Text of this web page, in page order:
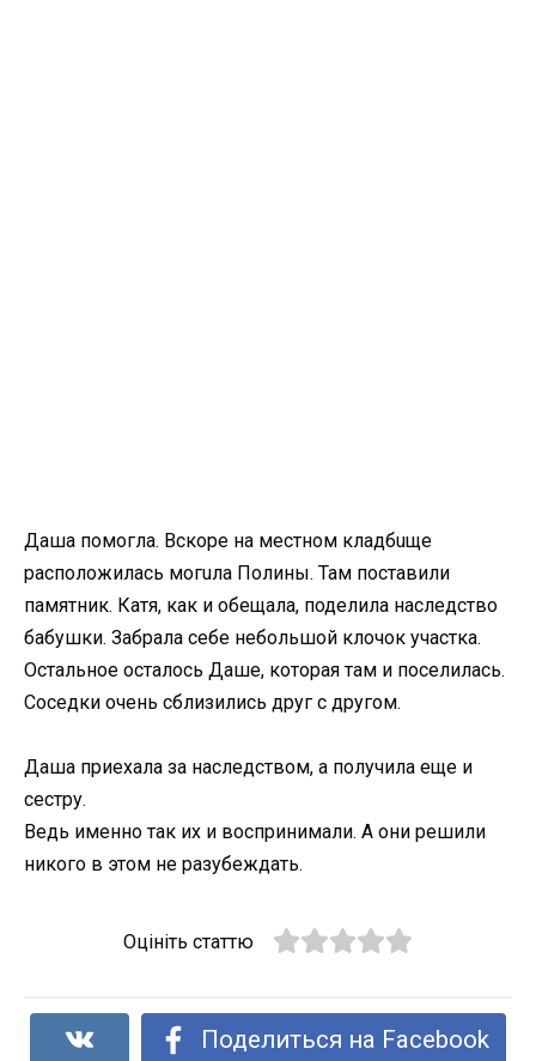
Даша помогла. Вскоре на местном кладбuще
расположилась могuла Полины. Там поставили
памятник. Катя, как и обещала, поделила наследство
бабушки. Забрала себе небольшой клочок участка.
Остальное осталось Даше, которая там и поселилась.
Соседки очень сблизились друг с другом.
Даша приехала за наследством, а получила еще и
сестру.
Ведь именно так их и воспринимали. А они решили
никого в этом не разубеждать.
Оцініть статтю
Поделиться на Facebook